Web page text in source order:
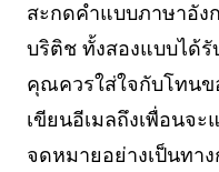
สะกดคำแบบภาษาอัง
บริติช ทั้งสองแบบได้
คุณควรใส่ใจกับโทน
เขียนอีเมลถึงเพื่อนจ
จดหมายอย่างเป็นทา